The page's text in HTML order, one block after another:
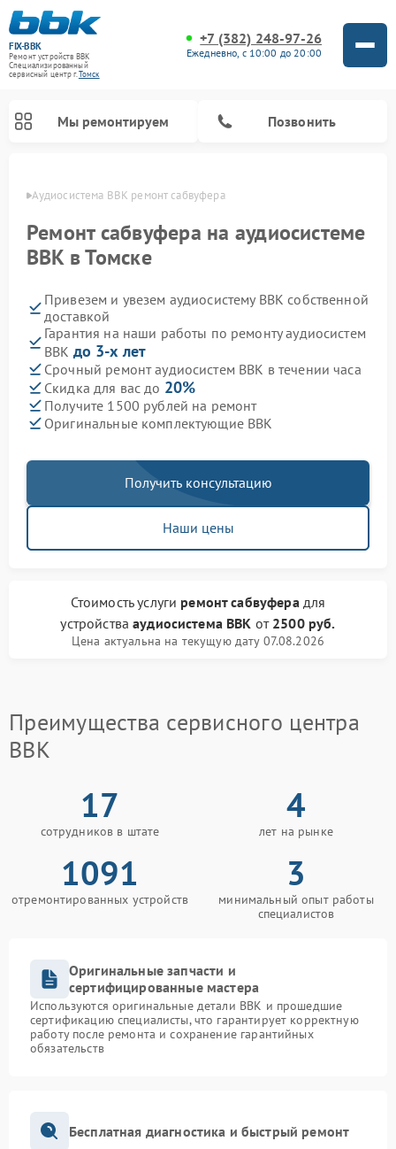
FIX-BBK
Ремонт устройств BBK
Специализированный
cервисный центр г.Томск
+7 (382) 248-97-26
Ежедневно, с 10:00 до 20:00
Мы ремонтируем Позвонить
Аудиосистема BBK ремонт сабвуфера
Ремонт сабвуфера на аудиосистеме
BBK в Томске
Привезем и увезем аудиосистему BBK собственной
доставкой
Гарантия на наши работы по ремонту аудиосистем
BBK до 3-х лет
Срочный ремонт аудиосистем BBK в течении часа
Скидка для вас до 20%
Получите 1500 рублей на ремонт
Оригинальные комплектующие BBK
Получить консультацию
Наши цены
Стоимость услуги ремонт сабвуферадля
устройствааудиосистема BBK от 2500 руб.
Цена актуальна на текущую дату 07.08.2026
Преимущества сервисного центра
BBK
17
сотрудников в штате
4
лет на рынке
1091
отремонтированных устройств
3
минимальный опыт работы
специалистов
Оригинальные запчасти и
сертифицированные мастера
Используются оригинальные детали BBK и прошедшие
сертификацию специалисты, что гарантирует корректную
работу после ремонта и сохранение гарантийных
обязательств
Бесплатная диагностика и быстрый ремонт